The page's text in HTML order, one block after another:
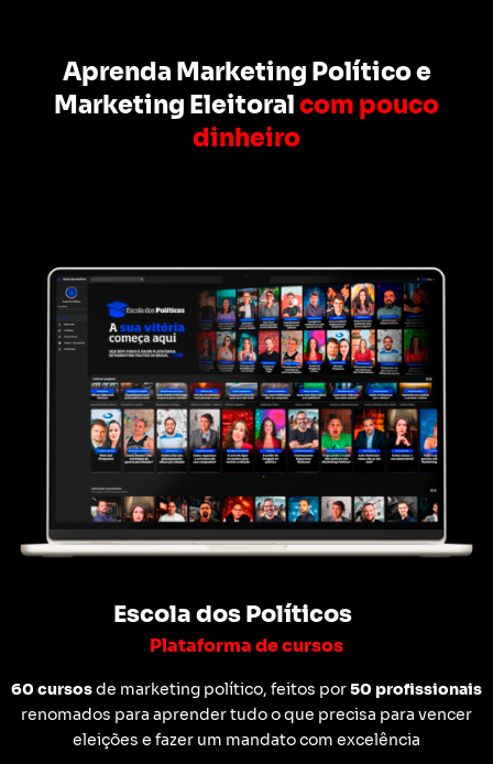
Aprenda Marketing Político e
Marketing Eleitoral com pouco
dinheiro
Escola dos Políticos
Plataforma de cursos
60 cursosde marketing político, feitos por50 profissionais
renomados para aprender tudo o que precisa para vencer
eleições e fazer um mandato com excelência